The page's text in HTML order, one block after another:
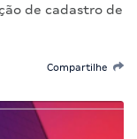
de cadastro de
Compartilhe